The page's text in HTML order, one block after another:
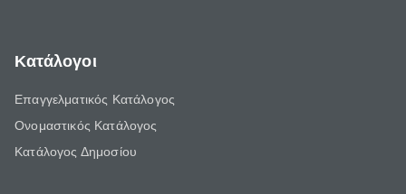
Κατάλογοι
Επαγγελματικός Κατάλογος
Ονομαστικός Κατάλογος
Κατάλογος Δημοσίου